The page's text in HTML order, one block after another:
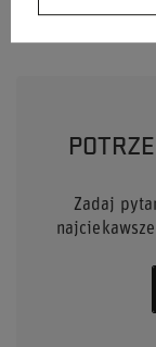
Zadaj